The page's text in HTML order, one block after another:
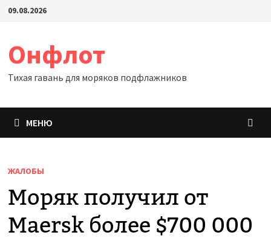
Перейти
09.08.2026
Онфлот
Тихая гавань для моряков подфлажников
МЕНЮ
ЖАЛОБЫ
Моряк получил от
Maersk более $700 000